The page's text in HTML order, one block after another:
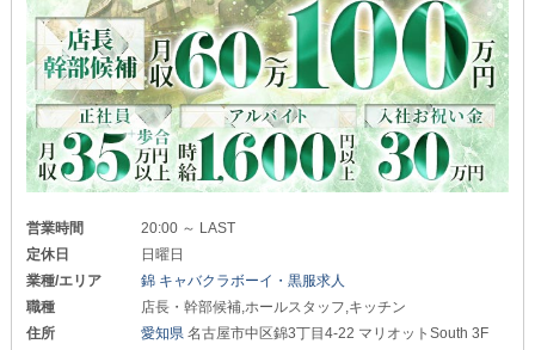
営業時間
20:00 ～ LAST
定休日
日曜日
業種/エリア
錦 キャバクラボーイ・黒服求人
職種
店長・幹部候補,ホールスタッフ,キッチン
住所
愛知県名古屋市中区錦3丁目4-22 マリオットSouth 3F